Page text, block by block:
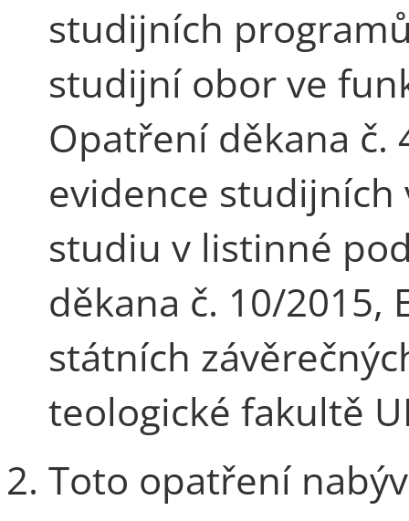
studijních
studijní obor ve
Opatření děkana č.
evidence studijních
studiu v listinné
děkana č. 10/2015,
státních
teologické fakultě
Toto opatření